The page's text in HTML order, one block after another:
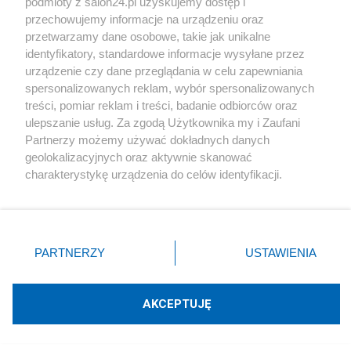
ZAŁÓŻ BLOG
Polityka
Gospodarka
Rozmaitości
Sport
przechowujemy informacje na urządzeniu oraz
przetwarzamy dane osobowe, takie jak unikalne
identyfikatory, standardowe informacje wysyłane przez
urządzenie czy dane przeglądania w celu zapewniania
spersonalizowanych reklam, wybór spersonalizowanych
treści, pomiar reklam i treści, badanie odbiorców oraz
ulepszanie usług. Za zgodą Użytkownika my i Zaufani
Partnerzy możemy używać dokładnych danych
geolokalizacyjnych oraz aktywnie skanować
charakterystykę urządzenia do celów identyfikacji.
zmienić/wycofać klikając przycisk ustawień prywatności
znajdujący się w lewym dolnym rogu strony
rodzaje przetwarzania danych nie wymagają zgody
użytkownika, ale masz prawo sprzeciwić się takiemu
PARTNERZY USTAWIENIA
AKCEPTUJĘ